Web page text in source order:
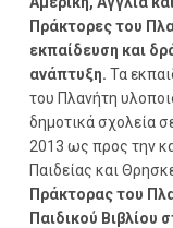
Πράκτορες του
εκπαίδευση και
ανάπτυξη. Τα
του Πλανήτη
δημοτικά σχολεία
2013 ως προς την
Παιδείας και
Πράκτορας του
Παιδικού Βιβλίου